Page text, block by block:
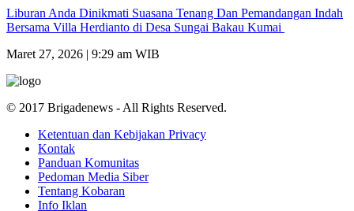
Liburan Anda Dinikmati Suasana Tenang Dan Pemandangan Indah
Bersama Villa Herdianto di Desa Sungai Bakau Kumai
Maret 27, 2026 | 9:29 am WIB
© 2017 Brigadenews - All Rights Reserved.
Ketentuan dan Kebijakan Privacy
Kontak
Panduan Komunitas
Pedoman Media Siber
Tentang Kobaran
Info Iklan